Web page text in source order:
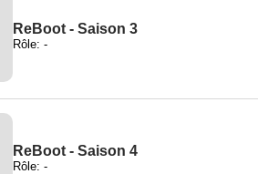
ReBoot - Saison 3
Rôle: -
ReBoot - Saison 4
Rôle: -